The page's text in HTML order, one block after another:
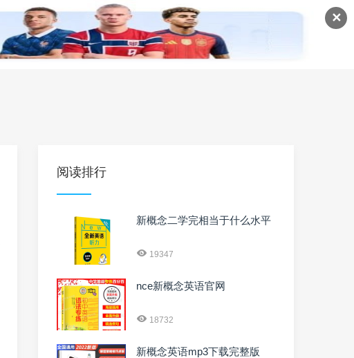
✕
高中英语 英语课程 英语资料
阅读排行
新概念二学完相当于什么水平
19347
nce新概念英语官网
18732
新概念英语mp3下载完整版